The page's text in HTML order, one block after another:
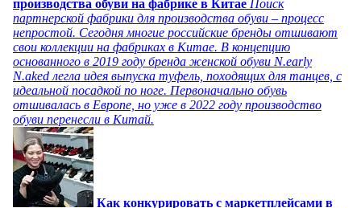
производства обуви на фабрике в Китае Поиск
партнерской фабрики для производства обуви – процесс
непростой. Сегодня многие российские бренды отшивают
свои коллекции на фабриках в Китае. В концепцию
основанного в 2019 году бренда женской обуви N.early
N.aked легла идея выпуска туфель, походящих для танцев, с
идеальной посадкой по ноге. Первоначально обувь
отшивалась в Европе, но уже в 2022 году производство
обуви перенесли в Китай.
Как конкурировать с маркетплейсами в